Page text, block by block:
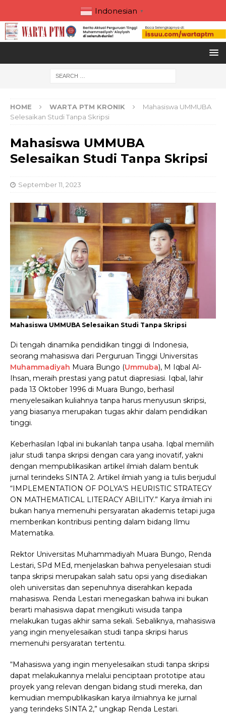
Indonesian ▼
HOME WARTA PTM KRONIK
Mahasiswa UMMUBA
Selesaikan Studi Tanpa Skripsi
Mahasiswa UMMUBA
Selesaikan Studi Tanpa Skripsi
September 11, 2023
Mahasiswa UMMUBA Selesaikan Studi Tanpa Skripsi
Di tengah dinamika pendidikan tinggi di Indonesia,
seorang mahasiswa dari Perguruan Tinggi Universitas
Muhammadiyah Muara Bungo (Ummuba), M Iqbal Al-
Ihsan, meraih prestasi yang patut diapresiasi. Iqbal, lahir
pada 13 Oktober 1996 di Muara Bungo, berhasil
menyelesaikan kuliahnya tanpa harus menyusun skripsi,
yang biasanya merupakan tugas akhir dalam pendidikan
tinggi.
Keberhasilan Iqbal ini bukanlah tanpa usaha. Iqbal memilih
jalur studi tanpa skripsi dengan cara yang inovatif, yakni
dengan mempublikasikan artikel ilmiah dalam bentuk
jurnal terindeks SINTA 2. Artikel ilmiah yang ia tulis berjudul
“IMPLEMENTATION OF POLYA’S HEURISTIC STRATEGY
ON MATHEMATICAL LITERACY ABILITY.” Karya ilmiah ini
bukan hanya memenuhi persyaratan akademis tetapi juga
memberikan kontribusi penting dalam bidang Ilmu
Matematika.
Rektor Universitas Muhammadiyah Muara Bungo, Renda
Lestari, SPd MEd, menjelaskan bahwa penyelesaian studi
tanpa skripsi merupakan salah satu opsi yang disediakan
oleh universitas dan sepenuhnya diserahkan kepada
mahasiswa. Renda Lestari menegaskan bahwa ini bukan
berarti mahasiswa dapat mengikuti wisuda tanpa
melakukan tugas akhir sama sekali. Sebaliknya, mahasiswa
yang ingin menyelesaikan studi tanpa skripsi harus
memenuhi persyaratan tertentu.
“Mahasiswa yang ingin menyelesaikan studi tanpa skripsi
dapat melakukannya melalui penciptaan prototipe atau
proyek yang relevan dengan bidang studi mereka, dan
kemudian mempublikasikan karya ilmiahnya ke jurnal
yang terindeks SINTA 2,” ungkap Renda Lestari.